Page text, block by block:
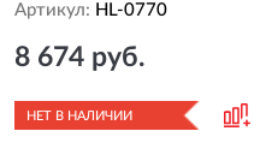
Артикул: HL-0770
8 674 руб.
НЕТ В НАЛИЧИИ